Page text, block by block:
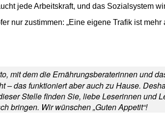
jede Arbeitskraft, und das Sozialsystem
nur zustimmen: „Eine eigene Trafik ist
mit dem die Ernährungsberaterinnen und
– das funktioniert aber auch zu Hause.
Stelle finden Sie, liebe Leserinnen und
bringen. Wir wünschen „Guten Appetit“!